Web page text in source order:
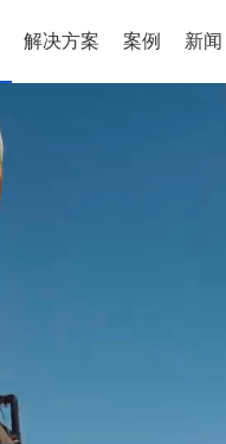
解决方案 案例 新闻